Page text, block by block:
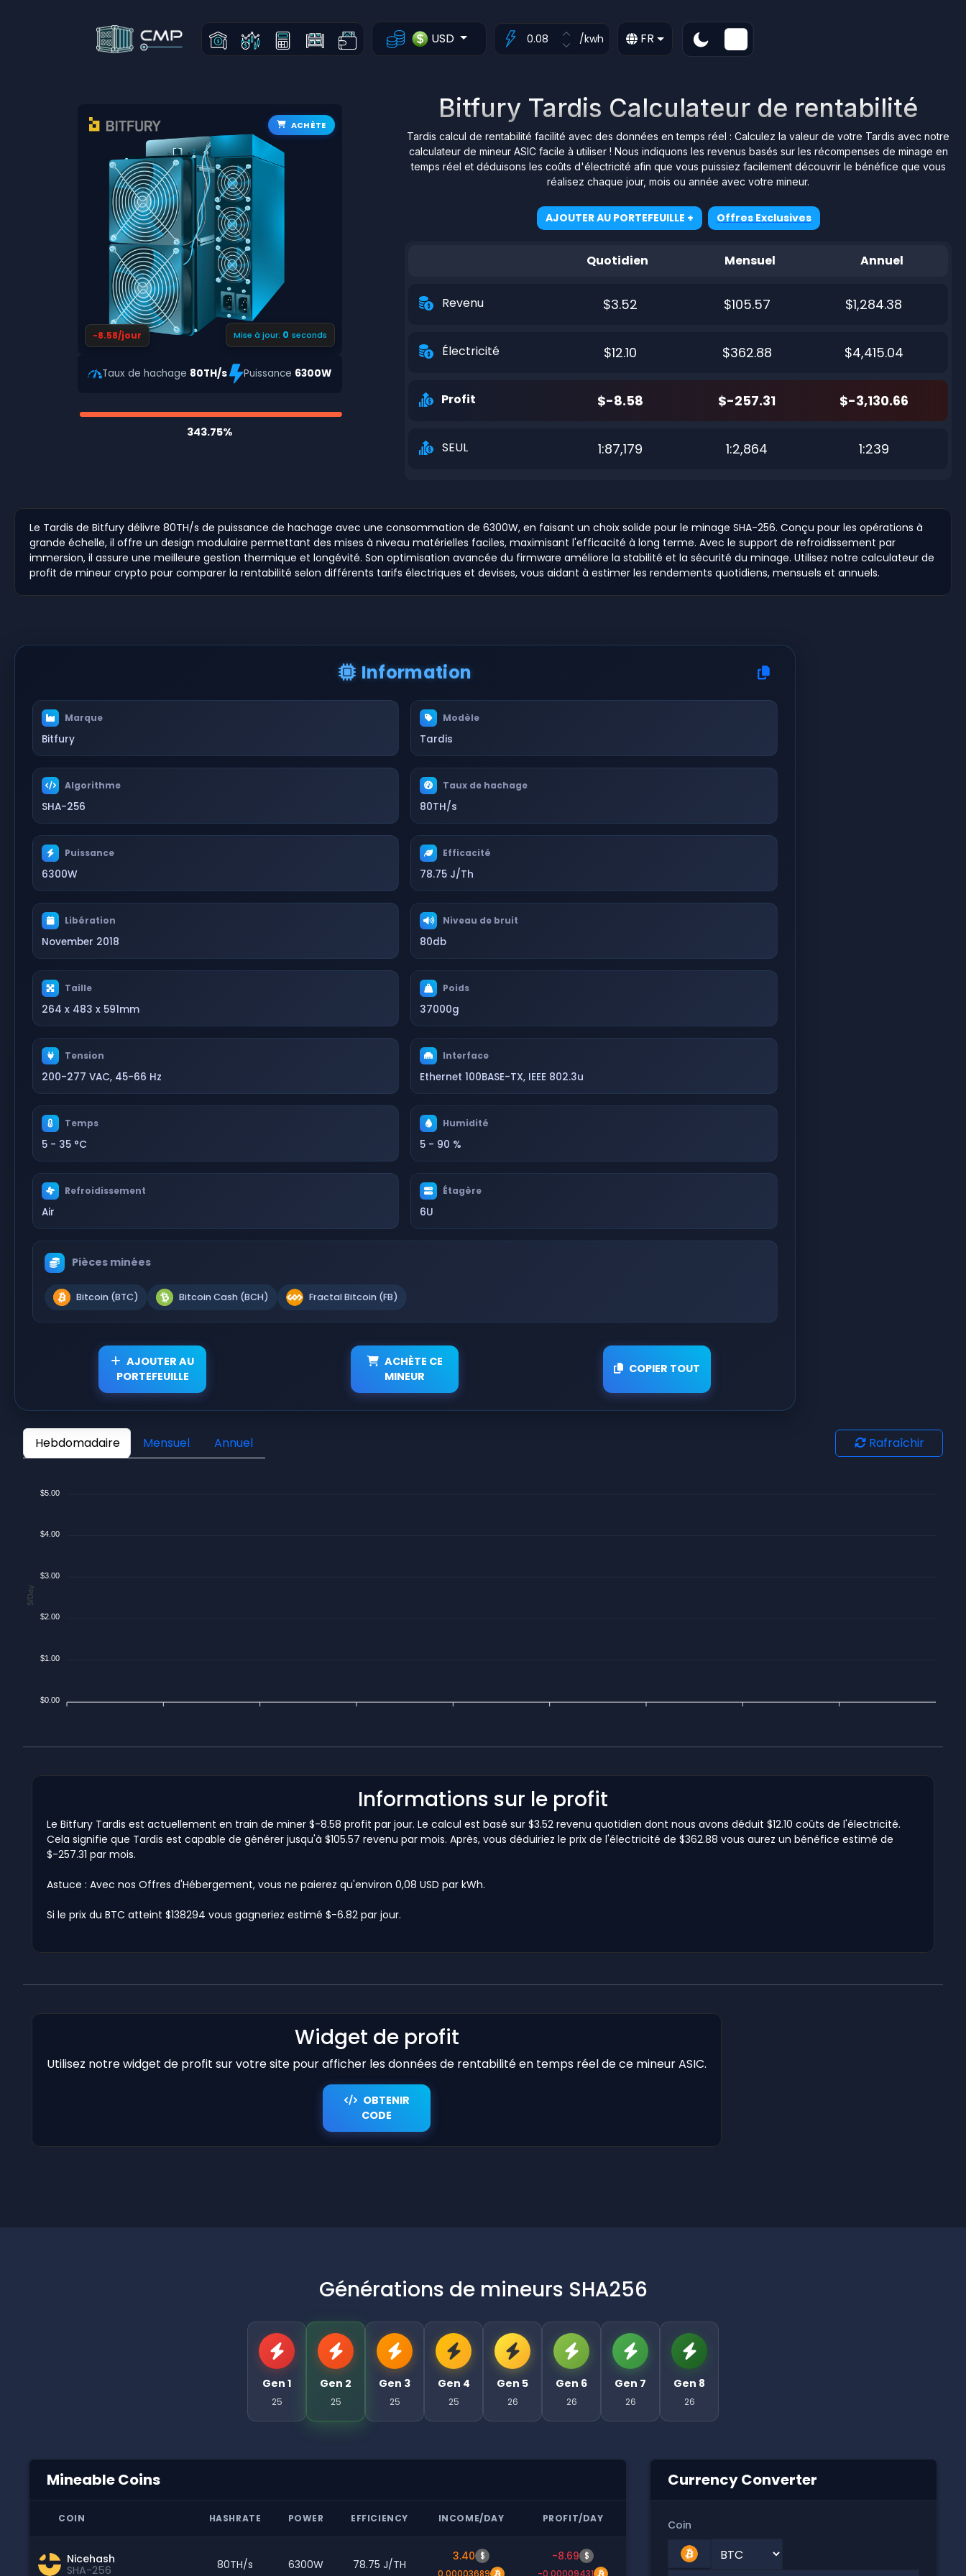
USD /kwh FR
ACHÈTE
-8.58/jour Mise à jour:299 seconds
Taux de hachage 80TH/s Puissance 6300W
343.75%
Bitfury Tardis Calculateur de rentabilité
Tardis calcul de rentabilité facilité avec des données en temps réel : Calculez la valeur de votre Tardis avec notre
calculateur de mineur ASIC facile à utiliser ! Nous indiquons les revenus basés sur les récompenses de minage en
temps réel et déduisons les coûts d'électricité afin que vous puissiez facilement découvrir le bénéfice que vous
réalisez chaque jour, mois ou année avec votre mineur.
AJOUTER AU PORTEFEUILLE + Offres Exclusives
Quotidien Mensuel Annuel
Revenu $3.52 $105.57 $1,284.38
Électricité $12.10 $362.88 $4,415.04
Profit $-8.58 $-257.31 $-3,130.66
SEUL 1:87,179 1:2,864 1:239
Le Tardis de Bitfury délivre 80TH/s de puissance de hachage avec une consommation de 6300W, en faisant un choix solide pour le minage SHA-256. Conçu pour les opérations à
grande échelle, il offre un design modulaire permettant des mises à niveau matérielles faciles, maximisant l'efficacité à long terme. Avec le support de refroidissement par
immersion, il assure une meilleure gestion thermique et longévité. Son optimisation avancée du firmware améliore la stabilité et la sécurité du minage. Utilisez notre calculateur de
profit de mineur crypto pour comparer la rentabilité selon différents tarifs électriques et devises, vous aidant à estimer les rendements quotidiens, mensuels et annuels.
Information
Marque
Bitfury
Modèle
Tardis
Algorithme
SHA-256
Taux de hachage
80TH/s
Puissance
6300W
Efficacité
78.75 J/Th
Libération
November 2018
Niveau de bruit
80db
Taille
264 x 483 x 591mm
Poids
37000g
Tension
200-277 VAC, 45-66 Hz
Interface
Ethernet 100BASE-TX, IEEE 802.3u
Temps
5 - 35 °C
Humidité
5 - 90 %
Refroidissement
Air
Étagère
6U
Pièces minées
Bitcoin (BTC) Bitcoin Cash (BCH) Fractal Bitcoin (FB)
AJOUTER AU
PORTEFEUILLE
ACHÈTE CE
MINEUR
COPIER TOUT
Hebdomadaire Mensuel Annuel Rafraîchir
$5.00
$4.00
$3.00
$2.00
$1.00
$0.00
$/Day
Informations sur le profit
Le Bitfury Tardis est actuellement en train de miner $-8.58 profit par jour. Le calcul est basé sur $3.52 revenu quotidien dont nous avons déduit $12.10 coûts de l'électricité.
Cela signifie que Tardis est capable de générer jusqu'à $105.57 revenu par mois. Après, vous déduiriez le prix de l'électricité de $362.88 vous aurez un bénéfice estimé de
$-257.31 par mois.
Astuce : Avec nos Offres d'Hébergement, vous ne paierez qu'environ 0,08 USD par kWh.
Si le prix du BTC atteint $138294 vous gagneriez estimé $-6.82 par jour.
Widget de profit
Utilisez notre widget de profit sur votre site pour afficher les données de rentabilité en temps réel de ce mineur ASIC.
OBTENIR
CODE
Générations de mineurs SHA256
Gen 1
25
Gen 2
25
Gen 3
25
Gen 4
25
Gen 5
26
Gen 6
26
Gen 7
26
Gen 8
26
Mineable Coins
COIN HASHRATE POWER EFFICIENCY INCOME/DAY PROFIT/DAY
Nicehash
SHA-256
80TH/s 6300W 78.75 J/TH
3.40 $
0.00003689
-8.69 $
-0.00009431
Currency Converter
Coin